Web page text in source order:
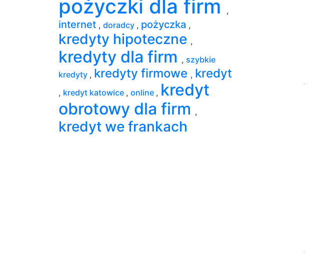
pożyczki dla firm ,
internet , doradcy , pożyczka ,
kredyty hipoteczne ,
kredyty dla firm , szybkie
kredyty , kredyty firmowe , kredyt
, kredyt katowice , online , kredyt
obrotowy dla firm ,
kredyt we frankach